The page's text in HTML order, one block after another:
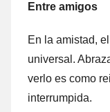
Entre amigos
En la amistad,
universal.
verlo es como
interrumpida.